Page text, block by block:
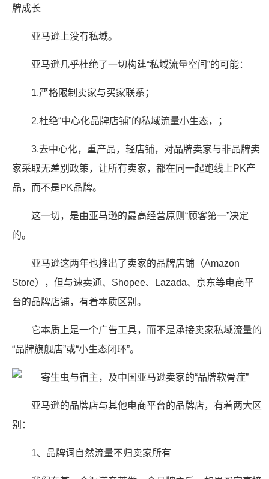
牌成长
亚马逊上没有私域。
亚马逊几乎杜绝了一切构建“私域流量空间”的可能：
1.严格限制卖家与买家联系；
2.杜绝“中心化品牌店铺”的私域流量小生态，；
3.去中心化，重产品，轻店铺，对品牌卖家与非品牌卖
家采取无差别政策，让所有卖家，都在同一起跑线上PK产
品，而不是PK品牌。
这一切，是由亚马逊的最高经营原则“顾客第一”决定
的。
亚马逊这两年也推出了卖家的品牌店铺（Amazon
Store），但与速卖通、Shopee、Lazada、京东等电商平
台的品牌店铺，有着本质区别。
它本质上是一个广告工具，而不是承接卖家私域流量的
“品牌旗舰店”或“小生态闭环”。
亚马逊的品牌店与其他电商平台的品牌店，有着两大区
别：
1、品牌词自然流量不归卖家所有